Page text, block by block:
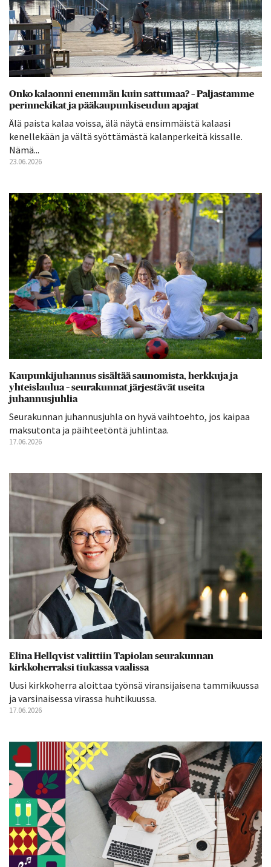
Onko kalaonni enemmän kuin sattumaa? – Paljastamme
perinnekikat ja pääkaupunkiseudun apajat
Älä paista kalaa voissa, älä näytä ensimmäistä kalaasi
kenellekään ja vältä syöttämästä kalanperkeitä kissalle.
Nämä...
23.06.2026
Kaupunkijuhannus sisältää saunomista, herkkuja ja
yhteislaulua – seurakunnat järjestävät useita
juhannusjuhlia
Seurakunnan juhannusjuhla on hyvä vaihtoehto, jos kaipaa
maksutonta ja päihteetöntä juhlintaa.
17.06.2026
Elina Hellqvist valittiin Tapiolan seurakunnan
kirkkoherraksi tiukassa vaalissa
Uusi kirkkoherra aloittaa työnsä viransijaisena tammikuussa
ja varsinaisessa virassa huhtikuussa.
17.06.2026